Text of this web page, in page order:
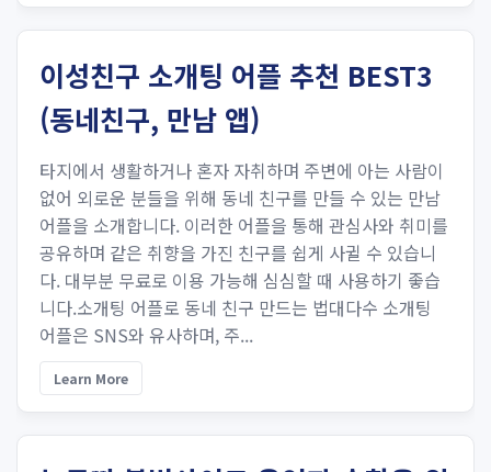
이성친구 소개팅 어플 추천 BEST3
(동네친구, 만남 앱)
타지에서 생활하거나 혼자 자취하며 주변에 아는 사람이
없어 외로운 분들을 위해 동네 친구를 만들 수 있는 만남
어플을 소개합니다. 이러한 어플을 통해 관심사와 취미를
공유하며 같은 취향을 가진 친구를 쉽게 사귈 수 있습니
다. 대부분 무료로 이용 가능해 심심할 때 사용하기 좋습
니다.소개팅 어플로 동네 친구 만드는 법대다수 소개팅
어플은 SNS와 유사하며, 주...
Learn More